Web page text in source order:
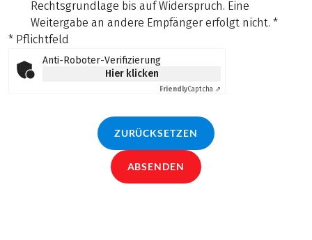
Rechtsgrundlage bis auf Widerspruch. Eine
Weitergabe an andere Empfänger erfolgt nicht. *
* Pflichtfeld
Anti-Roboter-Verifizierung
Hier klicken
FriendlyCaptcha ⇗
ZURÜCKSETZEN
ABSENDEN